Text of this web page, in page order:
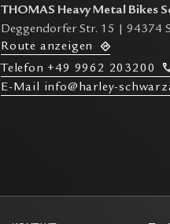
THOMAS Heavy Metal Bikes
Deggendorfer Str. 15 | 94374
Route anzeigen
T elefon +49 9962 203200
E-Mail info@harley-